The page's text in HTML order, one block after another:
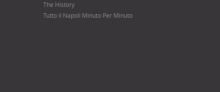
The History
Tutto il Napoli Minuto Per Minuto